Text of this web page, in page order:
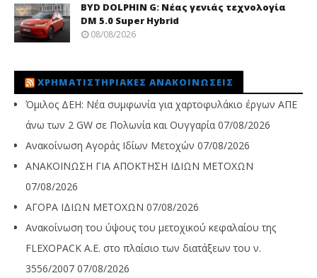
BYD DOLPHIN G: Νέας γενιάς τεχνολογία
DM 5.0 Super Hybrid
08/08/2026
ΧΡΗΜΑΤΙΣΤΗΡΙΑΚΈΣ ΑΝΑΚΟΙΝΏΣΕΙΣ
Όμιλος ΔΕΗ: Νέα συμφωνία για χαρτοφυλάκιο έργων ΑΠΕ
άνω των 2 GW σε Πολωνία και Ουγγαρία 07/08/2026
Ανακοίνωση Αγοράς Ιδίων Μετοχών 07/08/2026
ΑΝΑΚΟΙΝΩΣΗ ΓΙΑ ΑΠΟΚΤΗΣΗ ΙΔΙΩΝ ΜΕΤΟΧΩΝ
07/08/2026
ΑΓΟΡΑ ΙΔΙΩΝ ΜΕΤΟΧΩΝ 07/08/2026
Ανακοίνωση του ύψους του μετοχικού κεφαλαίου της
FLEXOPACK A.E. στο πλαίσιο των διατάξεων του ν.
3556/2007 07/08/2026